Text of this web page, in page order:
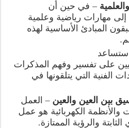
– في حين أن
إلى مهارات رياضية وعلمية
المبادئ الأساسية لهذه
على تفسير وفهم المذكرات
الفنية التي يتلقونها في
بين العين والعين – العمل
والأنظمة الكهربائية هو عمل
والرؤية الممتازة.